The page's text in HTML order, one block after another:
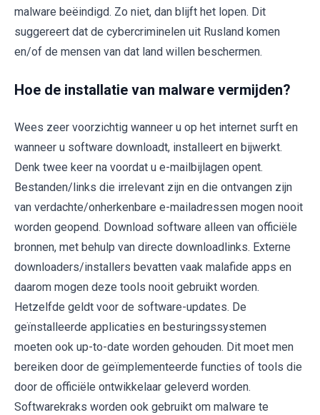
malware beëindigd. Zo niet, dan blijft het lopen. Dit
suggereert dat de cybercriminelen uit Rusland komen
en/of de mensen van dat land willen beschermen.
Hoe de installatie van malware vermijden?
Wees zeer voorzichtig wanneer u op het internet surft en
wanneer u software downloadt, installeert en bijwerkt.
Denk twee keer na voordat u e-mailbijlagen opent.
Bestanden/links die irrelevant zijn en die ontvangen zijn
van verdachte/onherkenbare e-mailadressen mogen nooit
worden geopend. Download software alleen van officiële
bronnen, met behulp van directe downloadlinks. Externe
downloaders/installers bevatten vaak malafide apps en
daarom mogen deze tools nooit gebruikt worden.
Hetzelfde geldt voor de software-updates. De
geïnstalleerde applicaties en besturingssystemen
moeten ook up-to-date worden gehouden. Dit moet men
bereiken door de geïmplementeerde functies of tools die
door de officiële ontwikkelaar geleverd worden.
Softwarekraks worden ook gebruikt om malware te